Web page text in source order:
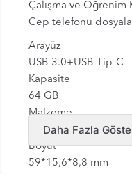
Çalışma ve Öğrenim
Cep telefonu
Arayüz
USB 3.0+USB Tip-C
Kapasite
64 GB
Malzeme
Çinko alaşımı
Boyut
59*15,6*8,8 mm
Daha Fazla